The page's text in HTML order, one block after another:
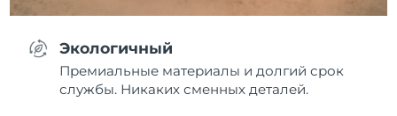
Экологичный
Премиальные материалы и долгий срок
службы. Никаких сменных деталей.